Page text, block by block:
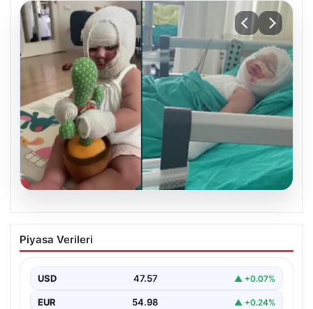
04.08.2026
Domates konservesi bomba gibi patladı,
9 aylık bebeğin vücudu yandı
Piyasa Verileri
USD 47.57 ▲ +0.07%
EUR 54.98 ▲ +0.24%